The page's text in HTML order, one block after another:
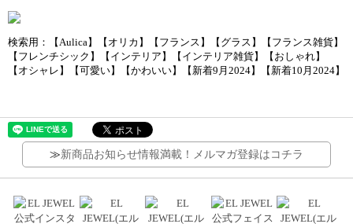
検索用：【Aulica】【オリカ】【フランス】【グラス】【フランス雑貨】
【フレンチシック】【インテリア】【インテリア雑貨】【おしゃれ】
【オシャレ】【可愛い】【かわいい】【新着9月2024】【新着10月2024】
≫新商品お知らせ情報満載！メルマガ登録はコチラ